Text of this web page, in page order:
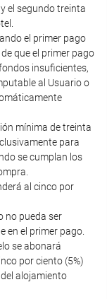
el segundo treinta
el primer pago
que el primer pago
insuficientes,
al Usuario o
mínima de treinta
para
se cumplan los
al cinco por
no pueda ser
en el primer pago.
se abonará
por ciento (5%)
alojamiento